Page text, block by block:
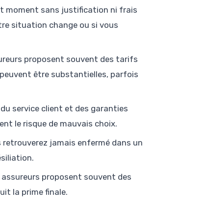
moment sans justification ni frais
situation change ou si vous
proposent souvent des tarifs
être substantielles, parfois
service client et des garanties
le risque de mauvais choix.
retrouverez jamais enfermé dans un
proposent souvent des
la prime finale.